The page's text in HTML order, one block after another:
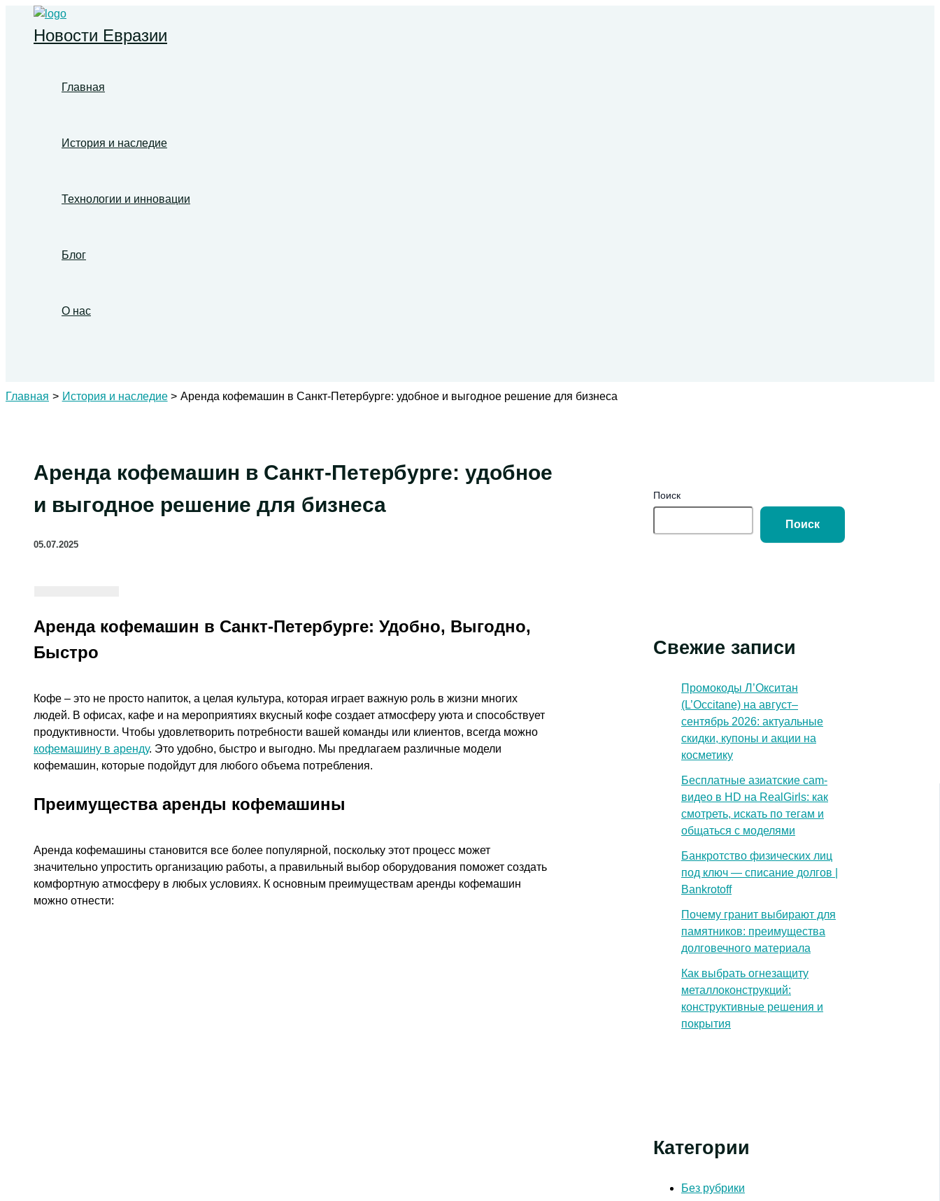
Перейти
содержимому
Новости Евразии
Главная
История и наследие
Технологии и инновации
Блог
О нас
Главная История и наследие Аренда кофемашин в Санкт-Петербурге: удобное и выгодное решение для бизнеса
Аренда кофемашин в Санкт-Петербурге: удобное
и выгодное решение для бизнеса
05.07.2025
Аренда кофемашин в Санкт-Петербурге: Удобно, Выгодно,
Быстро
Кофе – это не просто напиток, а целая культура, которая играет важную роль в жизни многих
людей. В офисах, кафе и на мероприятиях вкусный кофе создает атмосферу уюта и способствует
продуктивности. Чтобы удовлетворить потребности вашей команды или клиентов, всегда можно
кофемашину в аренду. Это удобно, быстро и выгодно. Мы предлагаем различные модели
кофемашин, которые подойдут для любого объема потребления.
Преимущества аренды кофемашины
Аренда кофемашины становится все более популярной, поскольку этот процесс может
значительно упростить организацию работы, а правильный выбор оборудования поможет создать
комфортную атмосферу в любых условиях. К основным преимуществам аренды кофемашин
можно отнести:
Поиск
Поиск
Свежие записи
Промокоды Л’Окситан
(L’Occitane) на август–
сентябрь 2026: актуальные
скидки, купоны и акции на
косметику
Бесплатные азиатские cam-
видео в HD на RealGirls: как
смотреть, искать по тегам и
общаться с моделями
Банкротство физических лиц
под ключ — списание долгов |
Bankrotoff
Почему гранит выбирают для
памятников: преимущества
долговечного материала
Как выбрать огнезащиту
металлоконструкций:
конструктивные решения и
покрытия
Категории
Без рубрики